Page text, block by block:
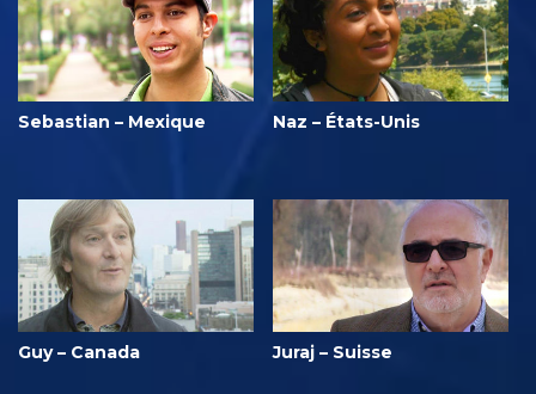
Sebastian – Mexique Naz – États-Unis
Guy – Canada Juraj – Suisse